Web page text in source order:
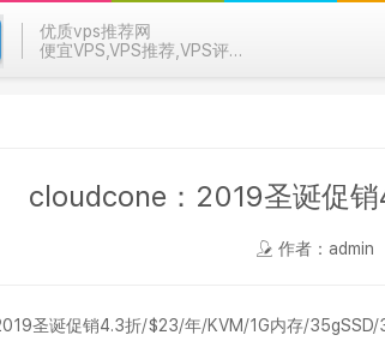
优质vps推荐网
便宜VPS,VPS推荐,VPS评测
cloudcone：2019圣诞促
作者：admin
圣诞促销4.3折/$23/年/KVM/1G内存/35gSSD/